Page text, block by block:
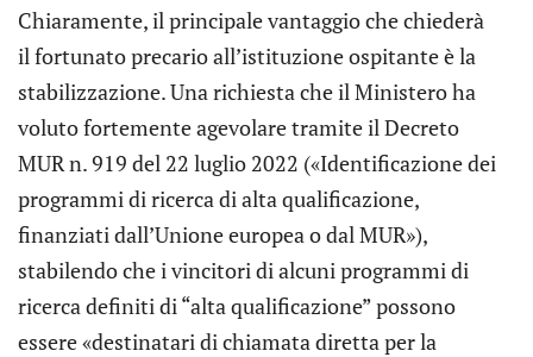
Chiaramente, il principale vantaggio che chiederà
il fortunato precario all’istituzione ospitante è la
stabilizzazione. Una richiesta che il Ministero ha
voluto fortemente agevolare tramite il Decreto
MUR n. 919 del 22 luglio 2022 («Identificazione dei
programmi di ricerca di alta qualificazione,
finanziati dall’Unione europea o dal MUR»),
stabilendo che i vincitori di alcuni programmi di
ricerca definiti di “alta qualificazione” possono
essere «destinatari di chiamata diretta per la